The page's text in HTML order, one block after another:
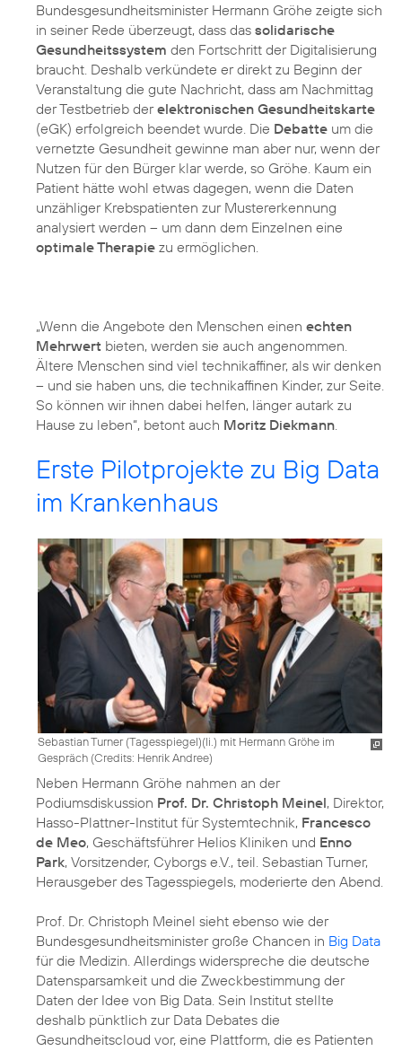
Bundesgesundheitsminister Hermann Gröhe zeigte sich
in seiner Rede überzeugt, dass das solidarische
Gesundheitssystem den Fortschritt der Digitalisierung
braucht. Deshalb verkündete er direkt zu Beginn der
Veranstaltung die gute Nachricht, dass am Nachmittag
der Testbetrieb derelektronischen Gesundheitskarte
(eGK) erfolgreich beendet wurde. Die Debatte um die
vernetzte Gesundheit gewinne man aber nur, wenn der
Nutzen für den Bürger klar werde, so Gröhe. Kaum ein
Patient hätte wohl etwas dagegen, wenn die Daten
unzähliger Krebspatienten zur Mustererkennung
analysiert werden – um dann dem Einzelnen eine
optimale Therapie zu ermöglichen.
„Wenn die Angebote den Menschen einen echten
Mehrwert bieten, werden sie auch angenommen.
Ältere Menschen sind viel technikaffiner, als wir denken
– und sie haben uns, die technikaffinen Kinder, zur Seite.
So können wir ihnen dabei helfen, länger autark zu
Hause zu leben“, betont auch Moritz Diekmann.
Erste Pilotprojekte zu Big Data
im Krankenhaus
Sebastian Turner (Tagesspiegel)(li.) mit Hermann Gröhe im
Gespräch (Credits: Henrik Andree)
Neben Hermann Gröhe nahmen an der
Podiumsdiskussion Prof. Dr. Christoph Meinel, Direktor,
Hasso-Plattner-Institut für Systemtechnik, Francesco
de Meo, Geschäftsführer Helios Kliniken und Enno
Park, Vorsitzender, Cyborgs e.V., teil. Sebastian Turner,
Herausgeber des Tagesspiegels, moderierte den Abend.
Prof. Dr. Christoph Meinel sieht ebenso wie der
Bundesgesundheitsminister große Chancen in Big Data
für die Medizin. Allerdings widerspreche die deutsche
Datensparsamkeit und die Zweckbestimmung der
Daten der Idee von Big Data. Sein Institut stellte
deshalb pünktlich zur Data Debates die
Gesundheitscloud vor, eine Plattform, die es Patienten